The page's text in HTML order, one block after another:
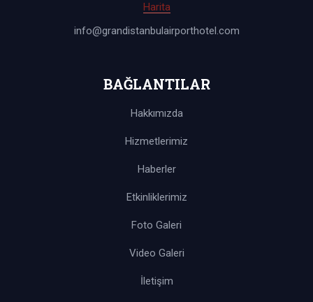
Harita
info@grandistanbulairporthotel.com
BAĞLANTILAR
Hakkımızda
Hizmetlerimiz
Haberler
Etkinliklerimiz
Foto Galeri
Video Galeri
İletişim